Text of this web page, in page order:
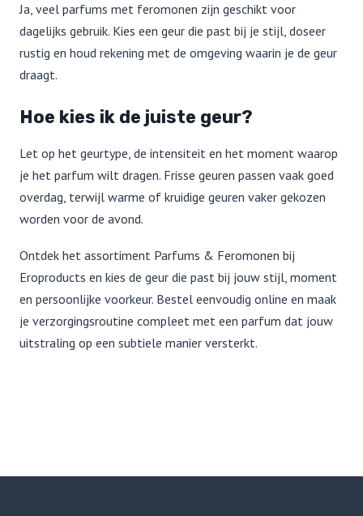
Ja, veel parfums met feromonen zijn geschikt voor
dagelijks gebruik. Kies een geur die past bij je stijl, doseer
rustig en houd rekening met de omgeving waarin je de geur
draagt.
Hoe kies ik de juiste geur?
Let op het geurtype, de intensiteit en het moment waarop
je het parfum wilt dragen. Frisse geuren passen vaak goed
overdag, terwijl warme of kruidige geuren vaker gekozen
worden voor de avond.
Ontdek het assortiment Parfums & Feromonen bij
Eroproducts en kies de geur die past bij jouw stijl, moment
en persoonlijke voorkeur. Bestel eenvoudig online en maak
je verzorgingsroutine compleet met een parfum dat jouw
uitstraling op een subtiele manier versterkt.